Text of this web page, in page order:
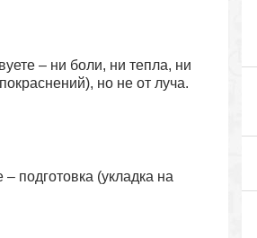
– ни боли, ни тепла, ни
но не от луча.
подготовка (укладка на